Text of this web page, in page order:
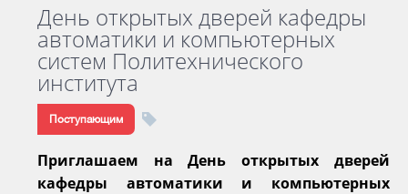
День открытых дверей кафедры
автоматики и компьютерных
систем Политехнического
института
Поступающим
Приглашаем на День открытых дверей
кафедры автоматики и компьютерных